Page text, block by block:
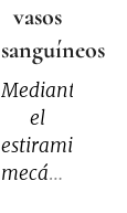
vasos
sanguíneos
Mediante
el
estiramiento
mecánico,